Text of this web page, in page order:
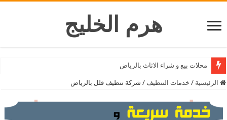
هرم الخليج
محلات بيع و شراء الاثاث بالرياض
الرئيسية / خدمات التنظيف / شركة تنظيف فلل بالرياض